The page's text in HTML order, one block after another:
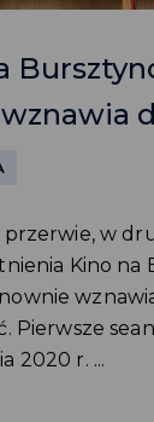
przerwie, w
Kino na
Pierwsze
2020 r. ...